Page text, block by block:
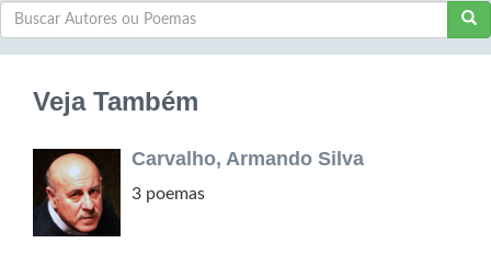
Veja Também
Carvalho, Armando Silva
3 poemas